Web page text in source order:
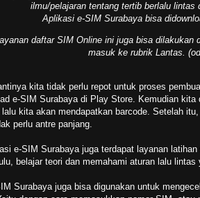
ilmu/pelajaran tentang tertib berlalu lintas
Aplikasi e-SIM Surabaya bisa
daftar SIM Online ini juga bisa dilakukan
masuk ke rubrik Lantas.
kita tidak perlu repot untuk proses
e-SIM Surabaya di Play Store. Kemudian
lalu kita akan mendapatkan barcode. Setelah
perlu antre panjang.
e-SIM Surabaya juga terdapat layanan
belajar teori dan memahami aturan lalu
Surabaya juga bisa digunakan untuk